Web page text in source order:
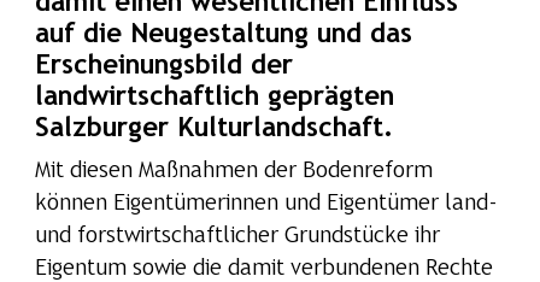
auf die Neugestaltung und das
Erscheinungsbild der
landwirtschaftlich geprägten
Salzburger Kulturlandschaft.
Mit diesen Maßnahmen der Bodenreform
können Eigentümerinnen und Eigentümer land-
und forstwirtschaftlicher Grundstücke ihr
Eigentum sowie die damit verbundenen Rechte